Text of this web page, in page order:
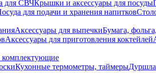
для СВЧКрышки и аксессуары для посуды
для подачи и хранения напитков
Аксессуары для выпечкиБумага,
Аксессуары для приготовления коктейлей
Кухонные термометры, таймеры